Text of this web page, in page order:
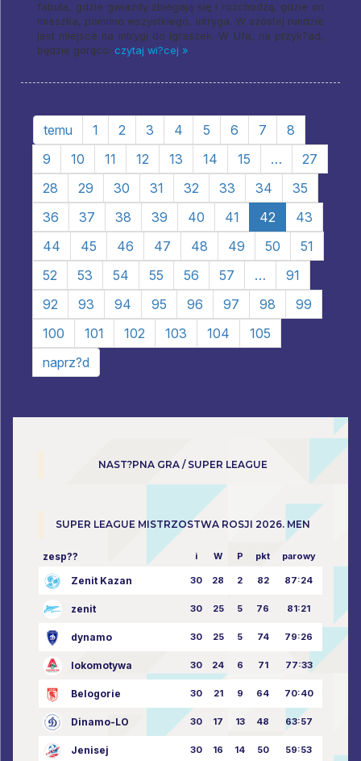
fabuła, gdzie gwiazdy zbiegają się i rozchodzą, gdzie on
mieszka, pomimo wszystkiego, intryga. W szóstej rundzie
jest miejsce na intrygi do igraszek. W Ufa, na przyk?ad,
będzie gorąco: czytaj wi?cej »
temu 1 2 3 4 5 6 7
8
9
10 11 12 13 14 15 …
27
28
29 30 31 32 33 34
35
36
37 38 39 40 41 42
43
44
45 46 47 48 49 50
51
52
53 54 55 56 57 …
91
92
93 94 95 96 97 98
99
100
101 102 103 104
105
naprz?d
NAST?PNA GRA / SUPER LEAGUE
SUPER LEAGUE MISTRZOSTWA ROSJI 2026. MEN
zesp?? i W P pkt parowy
Zenit Kazan 30 28 2 82 87:24
zenit 30 25 5 76 81:21
dynamo 30 25 5 74 79:26
lokomotywa 30 24 6 71 77:33
Belogorie 30 21 9 64 70:40
Dinamo-LO 30 17 13 48 63:57
Jenisej 30 16 14 50 59:53